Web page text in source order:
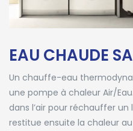
EAU CHAUDE
Un chauffe-eau
une pompe à chaleur Air/
dans l’air pour réchauffer
restitue ensuite la chaleur